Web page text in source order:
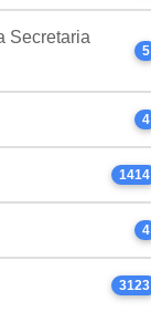
Secretaria
5
4
1414
4
3123